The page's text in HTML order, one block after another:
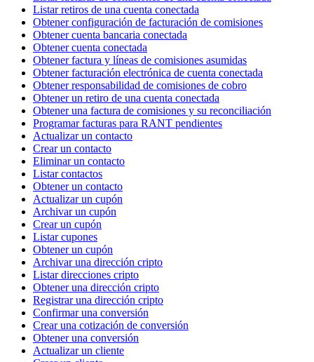
Listar retiros de una cuenta conectada
Obtener configuración de facturación de comisiones
Obtener cuenta bancaria conectada
Obtener cuenta conectada
Obtener factura y líneas de comisiones asumidas
Obtener facturación electrónica de cuenta conectada
Obtener responsabilidad de comisiones de cobro
Obtener un retiro de una cuenta conectada
Obtener una factura de comisiones y su reconciliación
Programar facturas para RANT pendientes
Actualizar un contacto
Crear un contacto
Eliminar un contacto
Listar contactos
Obtener un contacto
Actualizar un cupón
Archivar un cupón
Crear un cupón
Listar cupones
Obtener un cupón
Archivar una dirección cripto
Listar direcciones cripto
Obtener una dirección cripto
Registrar una dirección cripto
Confirmar una conversión
Crear una cotización de conversión
Obtener una conversión
Actualizar un cliente